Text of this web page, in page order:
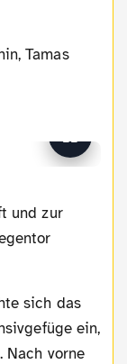
Tamas
und zur
sich das
ein,
Nach vorne